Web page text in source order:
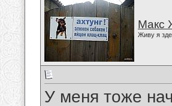
Макс
Живу я
У меня тоже